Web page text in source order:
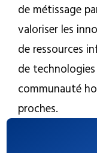
de métissage
valoriser les
de ressources
de
communauté
proches.